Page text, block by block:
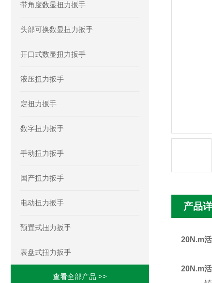
带角度数显扭力扳手
头部可换数显扭力扳手
开口式数显扭力扳手
液压扭力扳手
定扭力扳手
数字扭力扳手
手动扭力扳手
国产扭力扳手
电动扭力扳手
预置式扭力扳手
表盘式扭力扳手
查看全部产品 >>
产品
20N.m
20N.m